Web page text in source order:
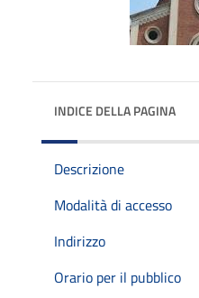
INDICE DELLA PAGINA
Descrizione
Modalità di accesso
Indirizzo
Orario per il pubblico